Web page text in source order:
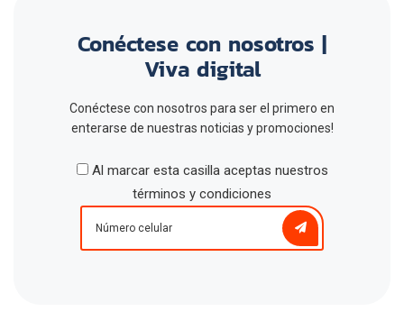
Conéctese con nosotros |
Viva digital
Conéctese con nosotros para ser el primero en
enterarse de nuestras noticias y promociones!
Al marcar esta casilla aceptas nuestros
términos y condiciones